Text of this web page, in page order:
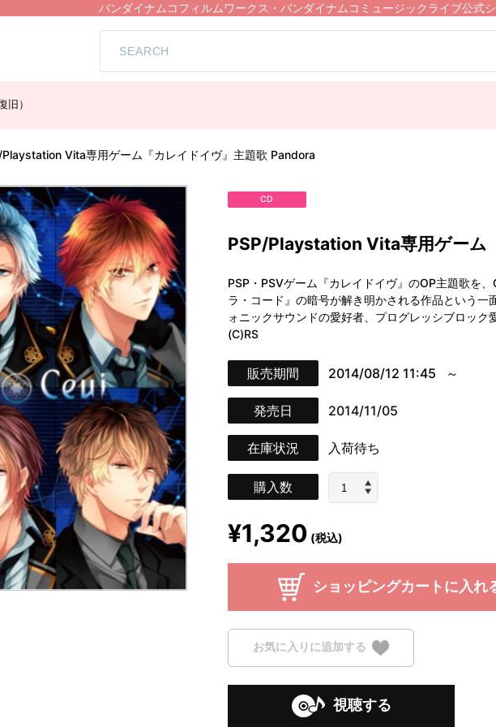
バンダイナムコフィルムワークス・バンダイナムコミュージックライブ公式
）
Playstation Vita専用ゲーム『カレイドイヴ』主題歌 Pandora
CD
PSP/Playstation Vita専用ゲーム
PSP・PSVゲーム『カレイドイヴ』のOP主題歌を
ラ・コード』の暗号が解き明かされる作品という
ォニックサウンドの愛好者、プログレッシブロッ
(C)RS
販売期間 2014/08/12 11:45
発売日 2014/11/05
在庫状況 入荷待ち
購入数
¥1,320 (税込)
ショッピングカートに入れ
お気に入りに追加する
視聴する